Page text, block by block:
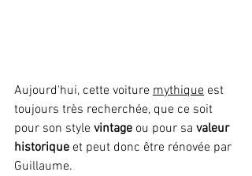
Aujourd'hui, cette voiture mythique est
toujours très recherchée, que ce soit
pour son style vintage ou pour sa valeur
historique et peut donc être rénovée par
Guillaume.